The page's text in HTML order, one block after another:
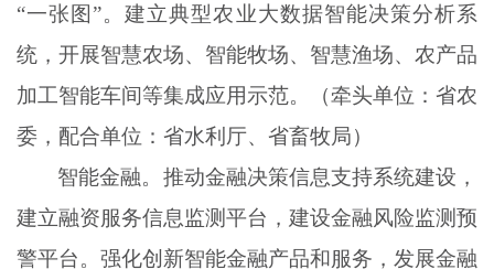
“一张图”。建立典型农业大数据智能决策分析系
统，开展智慧农场、智能牧场、智慧渔场、农产品
加工智能车间等集成应用示范。（牵头单位：省农
委，配合单位：省水利厅、省畜牧局）
智能金融。推动金融决策信息支持系统建设，
建立融资服务信息监测平台，建设金融风险监测预
警平台。强化创新智能金融产品和服务，发展金融